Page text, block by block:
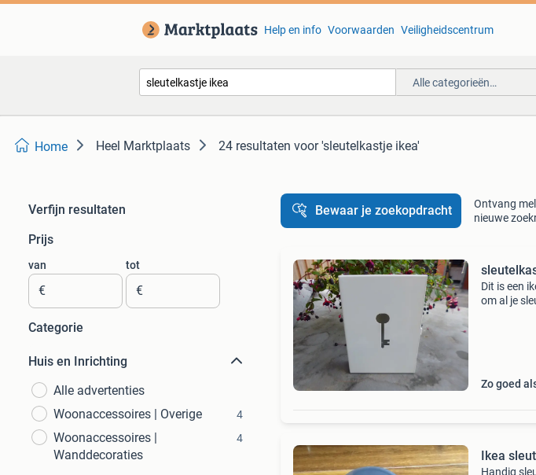
Help en info Voorwaarden Veiligheidscentrum
Alle categorieën…
Home Heel Marktplaats 24 resultaten voor 'sleutelkastje ikea'
Verfijn resultaten
Prijs
van
€
tot
€
Categorie
Huis en Inrichting
Alle advertenties
Woonaccessoires | Overige
4
Woonaccessoires |
Wanddecoraties
4
Bewaar je zoekopdracht
Ontvang
nieuwe
Dit is een
om al je
Zo goed
Ikea
Handig